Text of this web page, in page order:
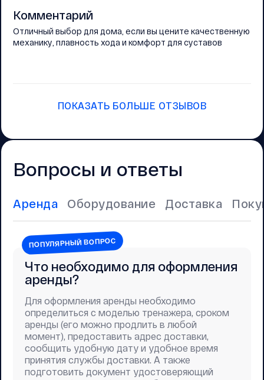
Комментарий
Отличный выбор для дома, если вы цените качественную
механику, плавность хода и комфорт для суставов
ПОКАЗАТЬ БОЛЬШЕ ОТЗЫВОВ
Вопросы и ответы
Аренда Оборудование Доставка
ПОПУЛЯРНЫЙ ВОПРОС
Что необходимо для оформления
аренды?
Для оформления аренды необходимо
определиться с моделью тренажера, сроком
аренды (его можно продлить в любой
момент), предоставить адрес доставки,
сообщить удобную дату и удобное время
принятия службы доставки. А также
подготовить документ удостоверяющий